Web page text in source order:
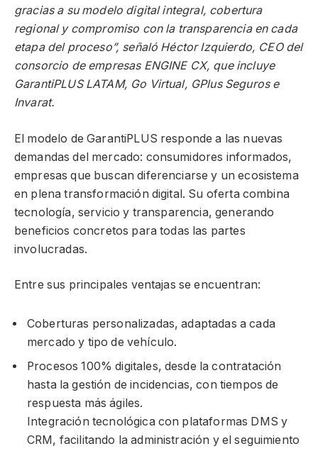
gracias a su modelo digital integral, cobertura
regional y compromiso con la transparencia en cada
etapa del proceso”, señaló Héctor Izquierdo, CEO del
consorcio de empresas ENGINE CX, que incluye
GarantiPLUS LATAM, Go Virtual, GPlus Seguros e
Invarat.
El modelo de GarantiPLUS responde a las nuevas
demandas del mercado: consumidores informados,
empresas que buscan diferenciarse y un ecosistema
en plena transformación digital. Su oferta combina
tecnología, servicio y transparencia, generando
beneficios concretos para todas las partes
involucradas.
Entre sus principales ventajas se encuentran:
Coberturas personalizadas, adaptadas a cada
mercado y tipo de vehículo.
Procesos 100% digitales, desde la contratación
hasta la gestión de incidencias, con tiempos de
respuesta más ágiles.
Integración tecnológica con plataformas DMS y
CRM, facilitando la administración y el seguimiento